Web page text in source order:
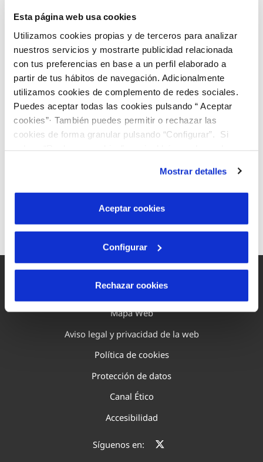
Esta página web usa cookies
Utilizamos cookies propias y de terceros para analizar
nuestros servicios y mostrarte publicidad relacionada
con tus preferencias en base a un perfil elaborado a
partir de tus hábitos de navegación. Adicionalmente
utilizamos cookies de complemento de redes sociales.
Puedes aceptar todas las cookies pulsando “ Aceptar
cookies”· También puedes permitir o rechazar las
cookies de forma granular pulsando “Configurar”. Si
son indispensables para que el sitio web funcione y que
por tanto no se pueden desactivar. Puedes consultar
más información en nuestraPolítica de Cookies
Mostrar detalles
Aceptar cookies
Configurar
Rechazar cookies
Obras o averías
Incidencias en la web
Incidencias en el Área de Clientes
Contacta con nosotros
Mapa Web
Aviso legal y privacidad de la web
Política de cookies
Protección de datos
Canal Ético
Accesibilidad
Síguenos en: